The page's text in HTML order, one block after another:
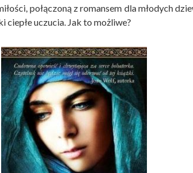
połączoną z romansem dla młodych
ciepłe uczucia. Jak to możliwe?